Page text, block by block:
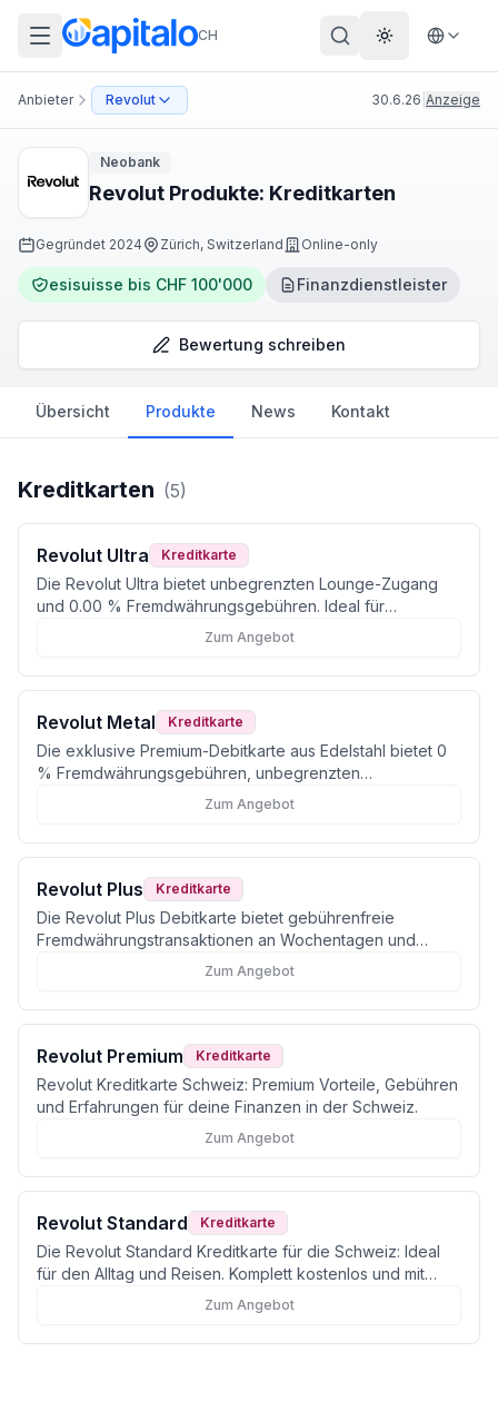
CH Theme
Anbieter Revolut 30.6.26 Anzeige
Neobank
Revolut Produkte: Kreditkarten
Gegründet 2024 Zürich, Switzerland Online-only
esisuisse bis CHF 100'000 Finanzdienstleister
Bewertung schreiben
Übersicht Produkte News Kontakt
Kreditkarten (5)
Revolut Ultra Kreditkarte
Die Revolut Ultra bietet unbegrenzten Lounge-Zugang
und 0.00 % Fremdwährungsgebühren. Ideal für
Vielreisende, trotz hoher Jahresgebühr.
Zum Angebot
Revolut Metal Kreditkarte
Die exklusive Premium-Debitkarte aus Edelstahl bietet 0
% Fremdwährungsgebühren, unbegrenzten
Währungsumtausch und attraktives Cashback für
Zum Angebot
Revolut Plus Kreditkarte
Die Revolut Plus Debitkarte bietet gebührenfreie
Fremdwährungstransaktionen an Wochentagen und
eignet sich ideal für Reisen und Grenzgänger.
Zum Angebot
Revolut Premium Kreditkarte
Revolut Kreditkarte Schweiz: Premium Vorteile, Gebühren
und Erfahrungen für deine Finanzen in der Schweiz.
Zum Angebot
Revolut Standard Kreditkarte
Die Revolut Standard Kreditkarte für die Schweiz: Ideal
für den Alltag und Reisen. Komplett kostenlos und mit
echten Wechselkursen ohne Aufschlag von Montag bis
Zum Angebot